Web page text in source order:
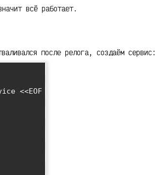
всё работает.
после релога, создаём сервис:
<<EOF